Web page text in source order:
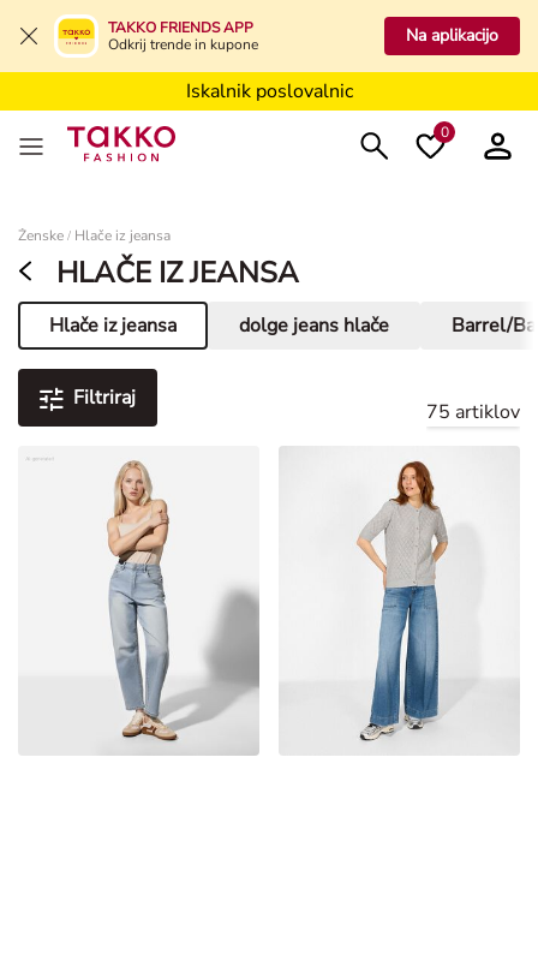
TAKKO FRIENDS APP
Odkrij trende in kupone
Na aplikacijo
Iskalnik poslovalnic
Iskalnik poslovalnic
0
Ženske / Hlače iz jeansa
HLAČE IZ JEANSA
Hlače iz jeansa
Aktualna stran dolge jeans hlače Barrel/
Filtriraj
75 artiklov